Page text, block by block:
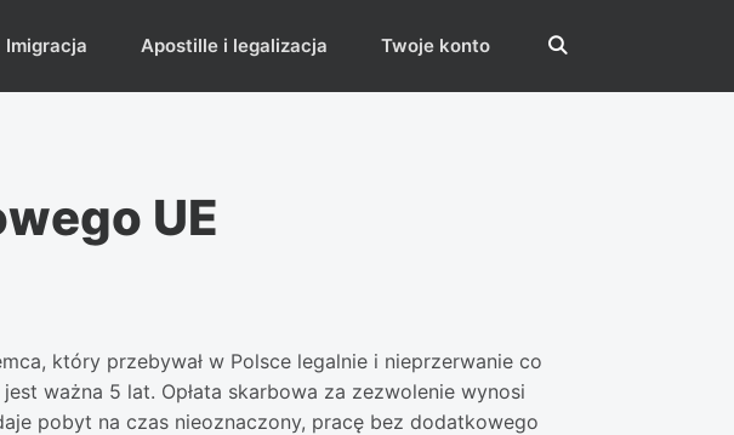
Imigracja Apostille i legalizacja Twoje konto
UE
który przebywał w Polsce legalnie i nieprzerwanie co
ważna 5 lat. Opłata skarbowa za zezwolenie wynosi
pobyt na czas nieoznaczony, pracę bez dodatkowego